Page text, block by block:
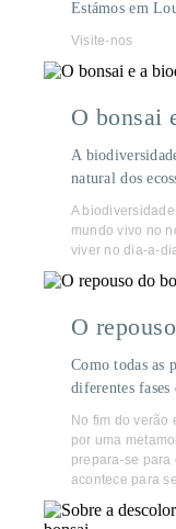
Estámos em
Visite-nos
O bonsai
A
natural dos
A
mundo vivo no
viver no dia-a-
O
Como todas as
diferentes fases
No fim do verão
por uma
prepara-se para
acontece para